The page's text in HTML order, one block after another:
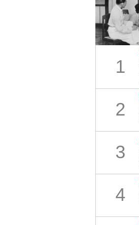
1
2
3
4